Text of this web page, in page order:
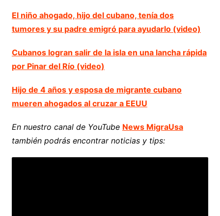
El niño ahogado, hijo del cubano, tenía dos
tumores y su padre emigró para ayudarlo (video)
Cubanos logran salir de la isla en una lancha rápida
por Pinar del Río (video)
Hijo de 4 años y esposa de migrante cubano
mueren ahogados al cruzar a EEUU
En nuestro canal de YouTube News MigraUsa
también podrás encontrar noticias y tips: